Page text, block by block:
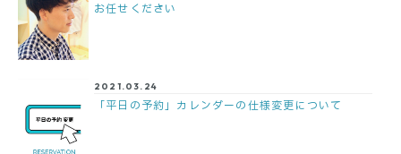
お任せください
2021.03.24
「平日の予約」カレンダーの仕様変更について